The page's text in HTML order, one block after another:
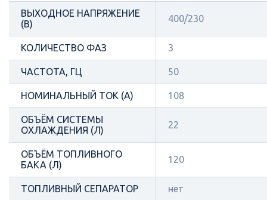
ВЫХОДНОЕ НАПРЯЖЕНИЕ
(В)
400/230
КОЛИЧЕСТВО ФАЗ 3
ЧАСТОТА, ГЦ 50
НОМИНАЛЬНЫЙ ТОК (А) 108
ОБЪЁМ СИСТЕМЫ
ОХЛАЖДЕНИЯ (Л)
22
ОБЪЁМ ТОПЛИВНОГО
БАКА (Л)
120
ТОПЛИВНЫЙ СЕПАРАТОР нет